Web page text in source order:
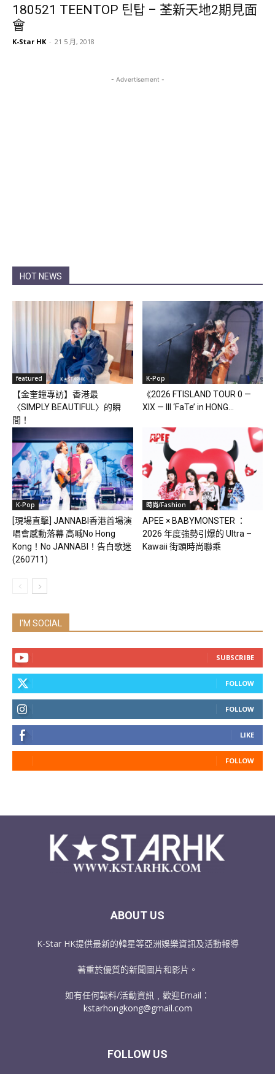
180521 TEENTOP 틴탑 – 荃新天地2期見面
會
K-Star HK - 21 5 月, 2018
- Advertisement -
HOT NEWS
featured
【金奎鐘專訪】香港最
〈SIMPLY BEAUTIFUL〉的瞬
間！
K-Pop
《2026 FTISLAND TOUR 0 —
XIX — III ‘FaTe’ in HONG...
K-Pop
[現場直擊] JANNABI香港首場演
唱會感動落幕 高喊No Hong
Kong！No JANNABI！告白歌迷
(260711)
時尚/Fashion
APEE × BABYMONSTER ：
2026 年度強勢引爆的 Ultra –
Kawaii 街頭時尚聯乘
I'M SOCIAL
SUBSCRIBE
FOLLOW
FOLLOW
LIKE
FOLLOW
ABOUT US
K-Star HK提供最新的韓星等亞洲娛樂資訊及活動報導
著重於優質的新聞圖片和影片。
如有任何報料/活動資訊﹐歡迎Email：
kstarhongkong@gmail.com
FOLLOW US